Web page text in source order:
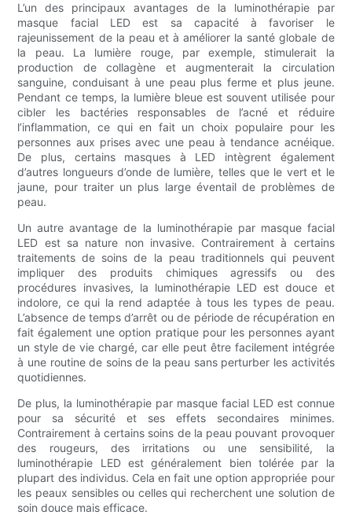
L’un des principaux avantages de la luminothérapie par
masque facial LED est sa capacité à favoriser le
rajeunissement de la peau et à améliorer la santé globale de
la peau. La lumière rouge, par exemple, stimulerait la
production de collagène et augmenterait la circulation
sanguine, conduisant à une peau plus ferme et plus jeune.
Pendant ce temps, la lumière bleue est souvent utilisée pour
cibler les bactéries responsables de l’acné et réduire
l’inflammation, ce qui en fait un choix populaire pour les
personnes aux prises avec une peau à tendance acnéique.
De plus, certains masques à LED intègrent également
d’autres longueurs d’onde de lumière, telles que le vert et le
jaune, pour traiter un plus large éventail de problèmes de
peau.
Un autre avantage de la luminothérapie par masque facial
LED est sa nature non invasive. Contrairement à certains
traitements de soins de la peau traditionnels qui peuvent
impliquer des produits chimiques agressifs ou des
procédures invasives, la luminothérapie LED est douce et
indolore, ce qui la rend adaptée à tous les types de peau.
L’absence de temps d’arrêt ou de période de récupération en
fait également une option pratique pour les personnes ayant
un style de vie chargé, car elle peut être facilement intégrée
à une routine de soins de la peau sans perturber les activités
quotidiennes.
De plus, la luminothérapie par masque facial LED est connue
pour sa sécurité et ses effets secondaires minimes.
Contrairement à certains soins de la peau pouvant provoquer
des rougeurs, des irritations ou une sensibilité, la
luminothérapie LED est généralement bien tolérée par la
plupart des individus. Cela en fait une option appropriée pour
les peaux sensibles ou celles qui recherchent une solution de
soin douce mais efficace.